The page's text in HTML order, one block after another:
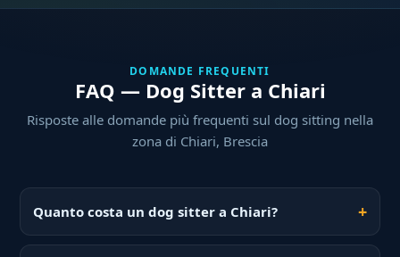
DOMANDE FREQUENTI
FAQ — Dog Sitter a Chiari
Risposte alle domande più frequenti sul dog sitting nella
zona di Chiari, Brescia
Quanto costa un dog sitter a Chiari?